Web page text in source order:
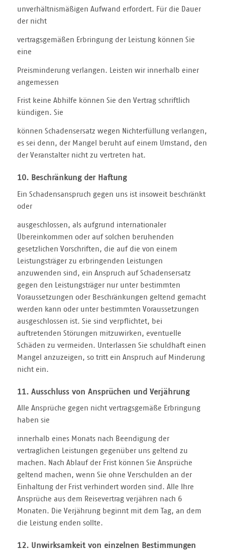
unverhältnismäßigen Aufwand erfordert. Für die Dauer
der nicht
vertragsgemäßen Erbringung der Leistung können Sie
eine
Preisminderung verlangen. Leisten wir innerhalb einer
angemessen
Frist keine Abhilfe können Sie den Vertrag schriftlich
kündigen. Sie
können Schadensersatz wegen Nichterfüllung verlangen,
es sei denn, der Mangel beruht auf einem Umstand, den
der Veranstalter nicht zu vertreten hat.
10. Beschränkung der Haftung
Ein Schadensanspruch gegen uns ist insoweit beschränkt
oder
ausgeschlossen, als aufgrund internationaler
Übereinkommen oder auf solchen beruhenden
gesetzlichen Vorschriften, die auf die von einem
Leistungsträger zu erbringenden Leistungen
anzuwenden sind, ein Anspruch auf Schadensersatz
gegen den Leistungsträger nur unter bestimmten
Voraussetzungen oder Beschränkungen geltend gemacht
werden kann oder unter bestimmten Voraussetzungen
ausgeschlossen ist. Sie sind verpflichtet, bei
auftretenden Störungen mitzuwirken, eventuelle
Schäden zu vermeiden. Unterlassen Sie schuldhaft einen
Mangel anzuzeigen, so tritt ein Anspruch auf Minderung
nicht ein.
11. Ausschluss von Ansprüchen und Verjährung
Alle Ansprüche gegen nicht vertragsgemäße Erbringung
haben sie
innerhalb eines Monats nach Beendigung der
vertraglichen Leistungen gegenüber uns geltend zu
machen. Nach Ablauf der Frist können Sie Ansprüche
geltend machen, wenn Sie ohne Verschulden an der
Einhaltung der Frist verhindert worden sind. Alle Ihre
Ansprüche aus dem Reisevertrag verjähren nach 6
Monaten. Die Verjährung beginnt mit dem Tag, an dem
die Leistung enden sollte.
12. Unwirksamkeit von einzelnen Bestimmungen